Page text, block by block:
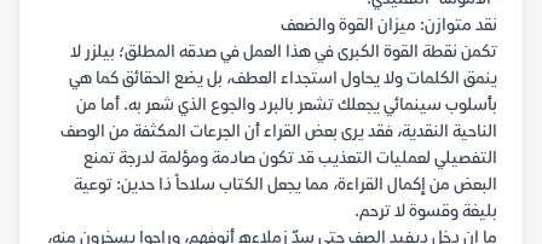
نقد متوازن: ميزان القوة والضعف
تكمن نقطة القوة الكبرى في هذا العمل في صدقه المطلق؛ بيلزر لا
ينمق الكلمات ولا يحاول استجداء العطف، بل يضع الحقائق كما هي
بأسلوب سينمائي يجعلك تشعر بالبرد والجوع الذي شعر به. أما من
الناحية النقدية، فقد يرى بعض القراء أن الجرعات المكثفة من الوصف
التفصيلي لعمليات التعذيب قد تكون صادمة ومؤلمة لدرجة تمنع
البعض من إكمال القراءة، مما يجعل الكتاب سلاحاً ذا حدين: توعية
بليغة وقسوة لا ترحم.
ما إن دخل ديفيد الصف حتى سدّ زملاءه أنوفهم، وراحوا يسخرون منه،